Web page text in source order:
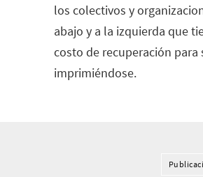
los colectivos y
abajo y a la izquierda que
costo de recuperación para
imprimiéndose.